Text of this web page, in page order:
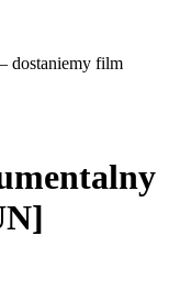
dostaniemy film